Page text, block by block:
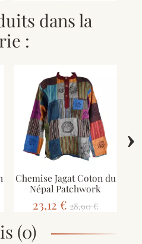
dans la
:
Chemise Jagat Coton du
Népal Patchwork
23,12 € 28,90 €
›
(0)